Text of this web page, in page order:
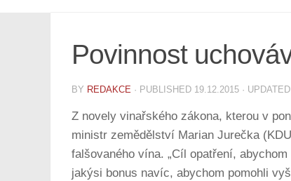
Povinnost
BY REDAKCE · PUBLISHED 19.12.2015 · UPDATED
Z novely vinařského zákona, kterou v
ministr zemědělství Marian Jurečka
falšovaného vína. „Cíl opatření,
jakýsi bonus navíc, abychom pomohli